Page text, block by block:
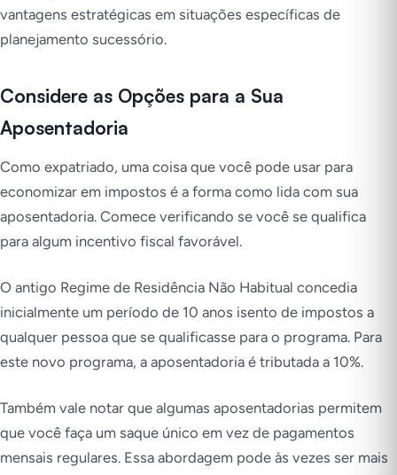
vantagens estratégicas em situações específicas de
planejamento sucessório.
Considere as Opções para a Sua
Aposentadoria
Como expatriado, uma coisa que você pode usar para
economizar em impostos é a forma como lida com sua
aposentadoria. Comece verificando se você se qualifica
para algum incentivo fiscal favorável.
O antigo Regime de Residência Não Habitual concedia
inicialmente um período de 10 anos isento de impostos a
qualquer pessoa que se qualificasse para o programa. Para
este novo programa, a aposentadoria é tributada a 10%.
Também vale notar que algumas aposentadorias permitem
que você faça um saque único em vez de pagamentos
mensais regulares. Essa abordagem pode às vezes ser mais